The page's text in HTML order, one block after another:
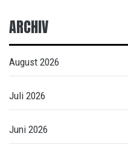
ARCHIV
August 2026
Juli 2026
Juni 2026